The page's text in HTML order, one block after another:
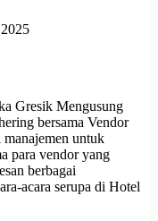
Gresik Mengusung
bersama Vendor
untuk
para vendor yang
berbagai
acara serupa di Hotel